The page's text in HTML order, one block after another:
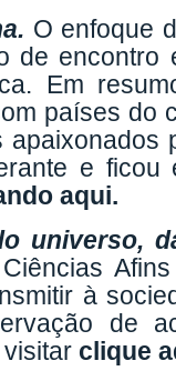
O enfoque
de
Em
países do
e
aqui.
universo,
à
de
clique